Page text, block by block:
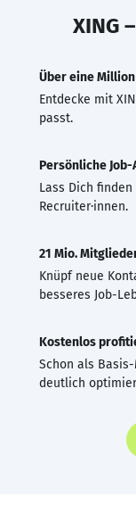
XING
Über eine Million
Entdecke mit
passt.
Persönliche
Lass Dich
Recruiter·innen.
21 Mio.
Knüpf neue
besseres Job-
Kostenlos
Schon als
deutlich